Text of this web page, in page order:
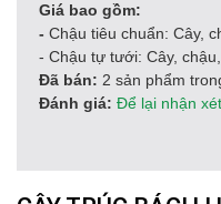
Giá bao gồm:
- Chậu tiêu chuẩn: Cây,
- Chậu tự tưới: Cây,
Đã bán: 2 sản phẩm
Đánh giá: Để lại nhận